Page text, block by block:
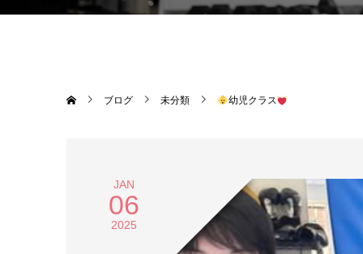
ブログ 未分類 幼児クラス
JAN
06
2025